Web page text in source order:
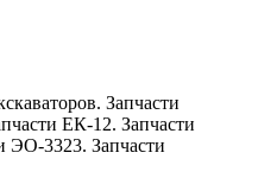
Запчасти
ЕК-12. Запчасти
ЭО-3323. Запчасти